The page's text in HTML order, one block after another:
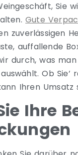
Sie
Gute
zuverlässigen
auffallende
durch, was
Ob
Ihren
Ihre